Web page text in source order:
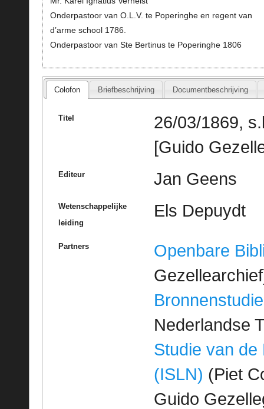
Onderpastoor van O.L.V. te Poperinghe en regent van
d’arme school 1786.
Onderpastoor van Ste Bertinus te Poperinghe 1806
Colofon Briefbeschrijving Documentbeschrijving
Titel
26/03/1869,
[Guido
Editeur Jan Geens
Wetenschappelijke
leiding
Els Depuydt
Partners
Openbare
Bronnenstudie
Nederlandse
Studie van de
(ISLN) (Piet
Guido